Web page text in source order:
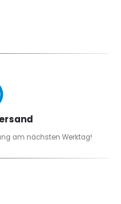
am nächsten Werktag!